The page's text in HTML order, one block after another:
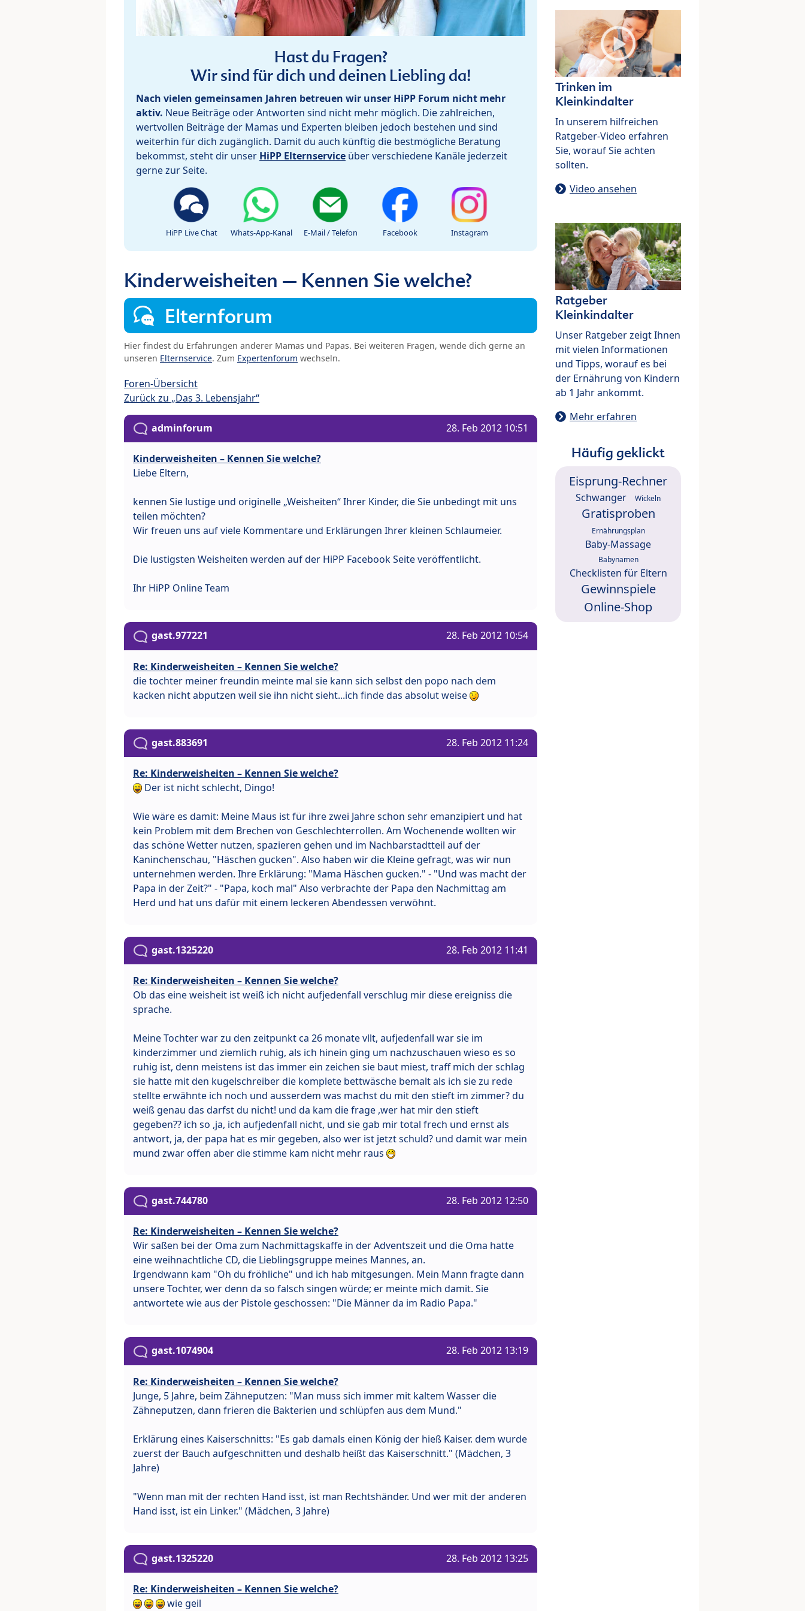
Hast du Fragen?
Wir sind für dich und deinen Liebling da!
Nach vielen gemeinsamen Jahren betreuen wir unser HiPP Forum nicht mehr
aktiv. Neue Beiträge oder Antworten sind nicht mehr möglich. Die zahlreichen,
wertvollen Beiträge der Mamas und Experten bleiben jedoch bestehen und sind
weiterhin für dich zugänglich. Damit du auch künftig die bestmögliche Beratung
bekommst, steht dir unser HiPP Elternservice über verschiedene Kanäle jederzeit
gerne zur Seite.
HiPP Live Chat Whats-App-Kanal E-Mail / Telefon Facebook Instagram
Kinderweisheiten – Kennen Sie welche?
Elternforum
Hier findest du Erfahrungen anderer Mamas und Papas. Bei weiteren Fragen, wende dich gerne an
unseren Elternservice. Zum Expertenforum wechseln.
Foren-Übersicht
Zurück zu „Das 3. Lebensjahr“
adminforum 28. Feb 2012 10:51
Kinderweisheiten – Kennen Sie welche?
Liebe Eltern,
kennen Sie lustige und originelle „Weisheiten“ Ihrer Kinder, die Sie unbedingt mit uns
teilen möchten?
Wir freuen uns auf viele Kommentare und Erklärungen Ihrer kleinen Schlaumeier.
Die lustigsten Weisheiten werden auf der HiPP Facebook Seite veröffentlicht.
Ihr HiPP Online Team
gast.977221 28. Feb 2012 10:54
Re: Kinderweisheiten – Kennen Sie welche?
die tochter meiner freundin meinte mal sie kann sich selbst den popo nach dem
kacken nicht abputzen weil sie ihn nicht sieht...ich finde das absolut weise
gast.883691 28. Feb 2012 11:24
Re: Kinderweisheiten – Kennen Sie welche?
Der ist nicht schlecht, Dingo!
Wie wäre es damit: Meine Maus ist für ihre zwei Jahre schon sehr emanzipiert und hat
kein Problem mit dem Brechen von Geschlechterrollen. Am Wochenende wollten wir
das schöne Wetter nutzen, spazieren gehen und im Nachbarstadtteil auf der
Kaninchenschau, "Häschen gucken". Also haben wir die Kleine gefragt, was wir nun
unternehmen werden. Ihre Erklärung: "Mama Häschen gucken." - "Und was macht der
Papa in der Zeit?" - "Papa, koch mal" Also verbrachte der Papa den Nachmittag am
Herd und hat uns dafür mit einem leckeren Abendessen verwöhnt.
gast.1325220 28. Feb 2012 11:41
Re: Kinderweisheiten – Kennen Sie welche?
Ob das eine weisheit ist weiß ich nicht aufjedenfall verschlug mir diese ereigniss die
sprache.
Meine Tochter war zu den zeitpunkt ca 26 monate vllt, aufjedenfall war sie im
kinderzimmer und ziemlich ruhig, als ich hinein ging um nachzuschauen wieso es so
ruhig ist, denn meistens ist das immer ein zeichen sie baut miest, traff mich der schlag
sie hatte mit den kugelschreiber die komplete bettwäsche bemalt als ich sie zu rede
stellte erwähnte ich noch und ausserdem was machst du mit den stieft im zimmer? du
weiß genau das darfst du nicht! und da kam die frage ,wer hat mir den stieft
gegeben?? ich so ,ja, ich aufjedenfall nicht, und sie gab mir total frech und ernst als
antwort, ja, der papa hat es mir gegeben, also wer ist jetzt schuld? und damit war mein
mund zwar offen aber die stimme kam nicht mehr raus
gast.744780 28. Feb 2012 12:50
Re: Kinderweisheiten – Kennen Sie welche?
Wir saßen bei der Oma zum Nachmittagskaffe in der Adventszeit und die Oma hatte
eine weihnachtliche CD, die Lieblingsgruppe meines Mannes, an.
Irgendwann kam "Oh du fröhliche" und ich hab mitgesungen. Mein Mann fragte dann
unsere Tochter, wer denn da so falsch singen würde; er meinte mich damit. Sie
antwortete wie aus der Pistole geschossen: "Die Männer da im Radio Papa."
gast.1074904 28. Feb 2012 13:19
Re: Kinderweisheiten – Kennen Sie welche?
Junge, 5 Jahre, beim Zähneputzen: "Man muss sich immer mit kaltem Wasser die
Zähneputzen, dann frieren die Bakterien und schlüpfen aus dem Mund."
Erklärung eines Kaiserschnitts: "Es gab damals einen König der hieß Kaiser. dem wurde
zuerst der Bauch aufgeschnitten und deshalb heißt das Kaiserschnitt." (Mädchen, 3
Jahre)
"Wenn man mit der rechten Hand isst, ist man Rechtshänder. Und wer mit der anderen
Hand isst, ist ein Linker." (Mädchen, 3 Jahre)
gast.1325220 28. Feb 2012 13:25
Re: Kinderweisheiten – Kennen Sie welche?
wie geil
Trinken im
Kleinkindalter
In unserem hilfreichen
Ratgeber-Video erfahren
Sie, worauf Sie achten
sollten.
Video ansehen
Ratgeber
Kleinkindalter
Unser Ratgeber zeigt Ihnen
mit vielen Informationen
und Tipps, worauf es bei
der Ernährung von Kindern
ab 1 Jahr ankommt.
Mehr erfahren
Häufig geklickt
Eisprung-Rechner
Schwanger Wickeln
Gratisproben
Ernährungsplan
Baby-Massage
Babynamen
Checklisten für Eltern
Gewinnspiele
Online-Shop